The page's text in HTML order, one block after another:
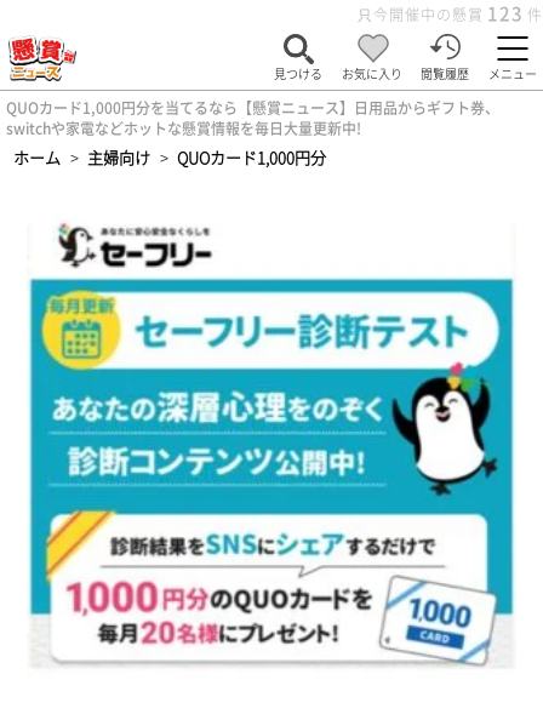
只今開催中の懸賞 123 件
見つける お気に入り 閲覧履歴 メニュー
QUOカード1,000円分を当てるなら【懸賞ニュース】日用品からギフト券、
switchや家電などホットな懸賞情報を毎日大量更新中!
ホーム > 主婦向け > QUOカード1,000円分